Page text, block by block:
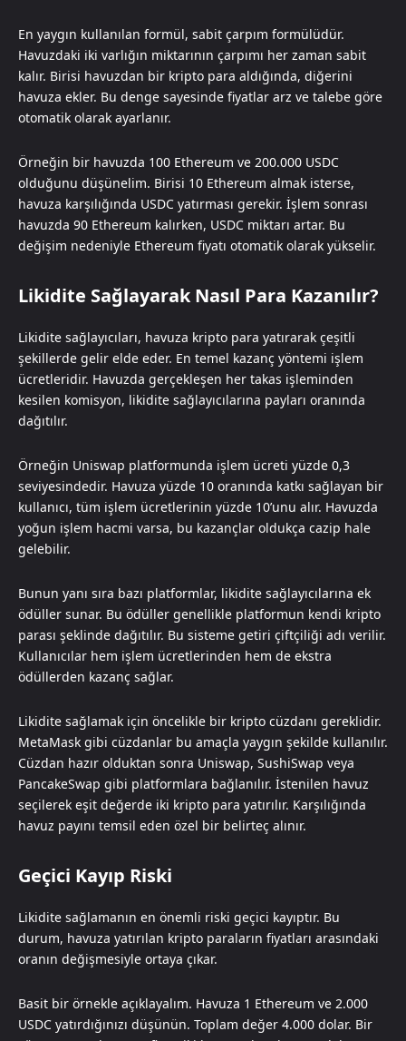
En yaygın kullanılan formül, sabit çarpım formülüdür.
Havuzdaki iki varlığın miktarının çarpımı her zaman sabit
kalır. Birisi havuzdan bir kripto para aldığında, diğerini
havuza ekler. Bu denge sayesinde fiyatlar arz ve talebe göre
otomatik olarak ayarlanır.
Örneğin bir havuzda 100 Ethereum ve 200.000 USDC
olduğunu düşünelim. Birisi 10 Ethereum almak isterse,
havuza karşılığında USDC yatırması gerekir. İşlem sonrası
havuzda 90 Ethereum kalırken, USDC miktarı artar. Bu
değişim nedeniyle Ethereum fiyatı otomatik olarak yükselir.
Likidite Sağlayarak Nasıl Para Kazanılır?
Likidite sağlayıcıları, havuza kripto para yatırarak çeşitli
şekillerde gelir elde eder. En temel kazanç yöntemi işlem
ücretleridir. Havuzda gerçekleşen her takas işleminden
kesilen komisyon, likidite sağlayıcılarına payları oranında
dağıtılır.
Örneğin Uniswap platformunda işlem ücreti yüzde 0,3
seviyesindedir. Havuza yüzde 10 oranında katkı sağlayan bir
kullanıcı, tüm işlem ücretlerinin yüzde 10’unu alır. Havuzda
yoğun işlem hacmi varsa, bu kazançlar oldukça cazip hale
gelebilir.
Bunun yanı sıra bazı platformlar, likidite sağlayıcılarına ek
ödüller sunar. Bu ödüller genellikle platformun kendi kripto
parası şeklinde dağıtılır. Bu sisteme getiri çiftçiliği adı verilir.
Kullanıcılar hem işlem ücretlerinden hem de ekstra
ödüllerden kazanç sağlar.
Likidite sağlamak için öncelikle bir kripto cüzdanı gereklidir.
MetaMask gibi cüzdanlar bu amaçla yaygın şekilde kullanılır.
Cüzdan hazır olduktan sonra Uniswap, SushiSwap veya
PancakeSwap gibi platformlara bağlanılır. İstenilen havuz
seçilerek eşit değerde iki kripto para yatırılır. Karşılığında
havuz payını temsil eden özel bir belirteç alınır.
Geçici Kayıp Riski
Likidite sağlamanın en önemli riski geçici kayıptır. Bu
durum, havuza yatırılan kripto paraların fiyatları arasındaki
oranın değişmesiyle ortaya çıkar.
Basit bir örnekle açıklayalım. Havuza 1 Ethereum ve 2.000
USDC yatırdığınızı düşünün. Toplam değer 4.000 dolar. Bir